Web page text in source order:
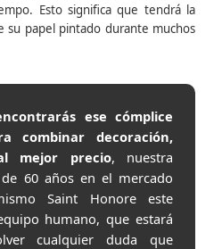
Esto significa que tendrá la
papel pintado durante muchos
ese cómplice
combinar decoración,
mejor precio, nuestra
60 años en el mercado
Saint Honore este
humano, que estará
cualquier duda que